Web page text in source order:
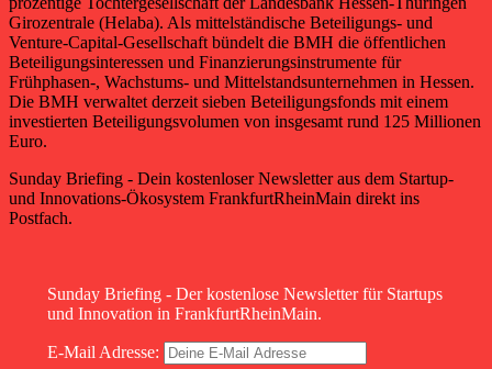
Girozentrale (Helaba). Als mittelständische Beteiligungs- und
Venture-Capital-Gesellschaft bündelt die BMH die öffentlichen
Beteiligungsinteressen und Finanzierungsinstrumente für
Frühphasen-, Wachstums- und Mittelstandsunternehmen in Hessen.
Die BMH verwaltet derzeit sieben Beteiligungsfonds mit einem
investierten Beteiligungsvolumen von insgesamt rund 125 Millionen
Euro.
Sunday Briefing - Dein kostenloser Newsletter aus dem Startup-
und Innovations-Ökosystem FrankfurtRheinMain direkt ins
Postfach.
Sunday Briefing - Der kostenlose Newsletter für Startups
und Innovation in FrankfurtRheinMain.
E-Mail Adresse: